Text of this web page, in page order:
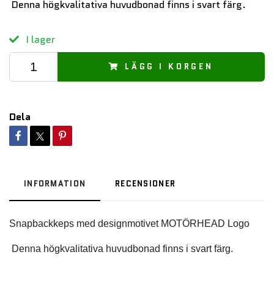
Denna högkvalitativa huvudbonad finns i svart färg.
I lager
LÄGG I KORGEN
Dela
INFORMATION RECENSIONER
Denna högkvalitativa huvudbonad finns i svart färg.